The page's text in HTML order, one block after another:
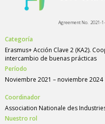
Agreement No. 2021-
Categoría
Erasmus+ Acción Clave 2 (KA2).
intercambio de buenas prácticas
Período
Noviembre 2021 – noviembre 2024
Coordinador
Association Nationale des
Nuestro rol